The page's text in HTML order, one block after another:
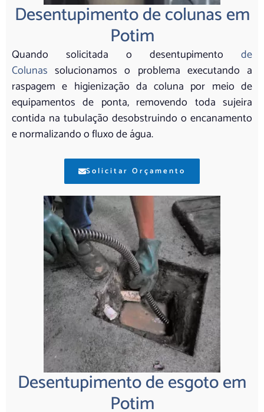
Desentupimento de colunas em
Potim
Quando solicitada o desentupimento de
Colunas solucionamos o problema executando a
raspagem e higienização da coluna por meio de
equipamentos de ponta, removendo toda sujeira
contida na tubulação desobstruindo o encanamento
e normalizando o fluxo de água.
Solicitar Orçamento
Desentupimento de esgoto em
Potim